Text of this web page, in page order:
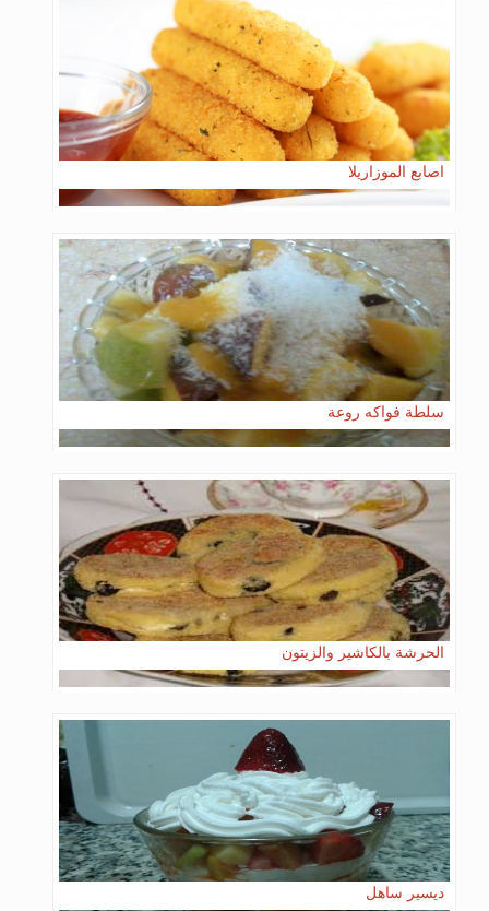
اصابع الموزاريلا
سلطة فواكه روعة
الحرشة بالكاشير والزيتون
ديسير ساهل